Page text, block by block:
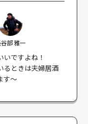
部 雅一
いですよね！
るときは夫婦居酒
す〜